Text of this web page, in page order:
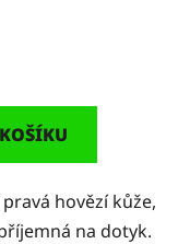
hovězí kůže,
na dotyk.